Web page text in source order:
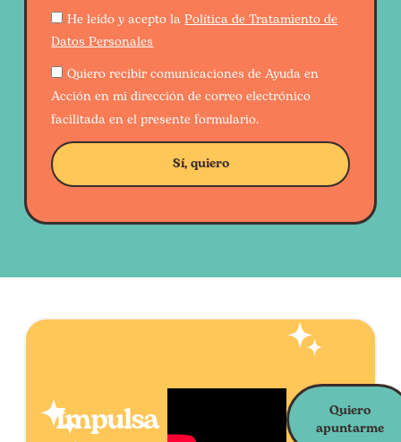
He leído y acepto laPolítica de Tratamiento de
Datos Personales
Quiero recibir comunicaciones de Ayuda en
Acción en mi dirección de correo electrónico
facilitada en el presente formulario.
Sí, quiero
Impulsa
Quiero
apuntarme